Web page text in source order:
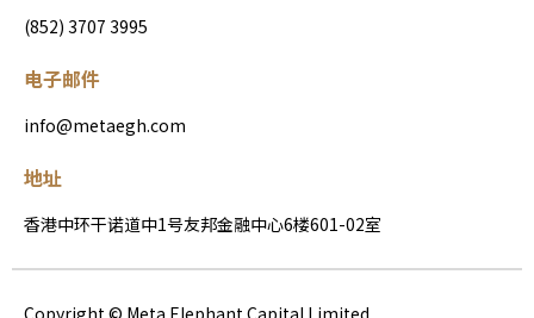
(852) 3707 3995
电子邮件
info@metaegh.com
地址
香港中环干诺道中1号友邦金融中心6楼601-02室
Copyright © Meta Elephant Capital Limited.